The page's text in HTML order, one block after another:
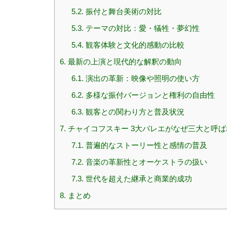
5.2. 振付と舞台美術の対比
5.3. テーマの対比：愛・犠牲・夢幻性
5.4. 観客体験と文化的感動の比較
6. 最新の上演と現代的な解釈の動向
6.1. 演出の革新：映像や照明の使い方
6.2. 多様な振付バージョンと権利の自由性
6.3. 観客との関わり方と普及状況
7. チャイコフスキー 3大バレエがなぜ三大と呼
7.1. 普遍的なストーリー性と感情の普及
7.2. 音楽の革新性とオーケストラの扱い
7.3. 世代を超えた継承と商業的成功
8. まとめ